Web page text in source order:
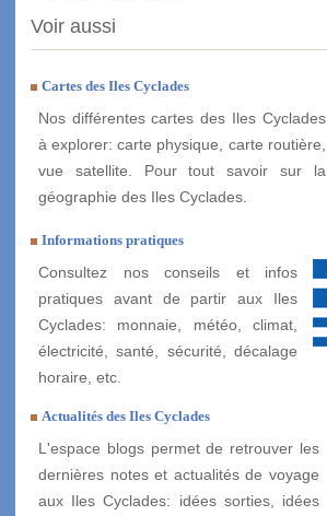
Voir aussi
Cartes des Iles Cyclades
Nos différentes cartes des Iles Cyclades
à explorer: carte physique, carte routière,
vue satellite. Pour tout savoir sur la
géographie des Iles Cyclades.
Informations pratiques
Consultez nos conseils et infos
pratiques avant de partir aux Iles
Cyclades: monnaie, météo, climat,
électricité, santé, sécurité, décalage
horaire, etc.
Actualités des Iles Cyclades
L'espace blogs permet de retrouver les
dernières notes et actualités de voyage
aux Iles Cyclades: idées sorties, idées